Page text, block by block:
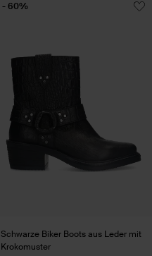
Schwarze Biker Boots aus Leder mit
Krokomuster
- 60%